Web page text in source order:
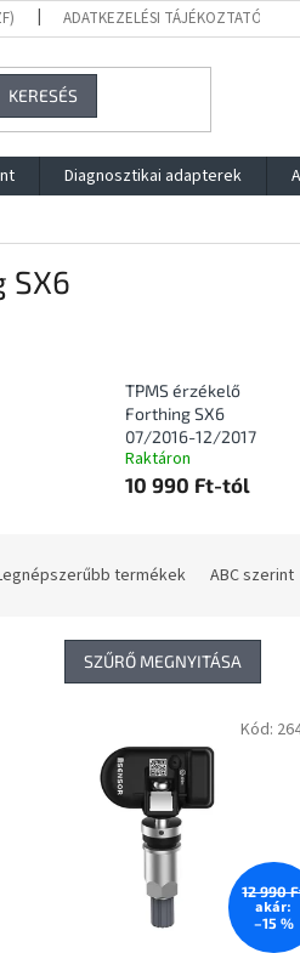
ADATKEZELÉSI TÁJÉKOZTATÓ
KERESÉS
Diagnosztikai adapterek
SX6
TPMS érzékelő
Forthing SX6
07/2016-12/2017
Raktáron
10 990 Ft-tól
termékek ABC szerint
SZŰRŐ MEGNYITÁSA
12 990
akár:
–15 %
Kód: